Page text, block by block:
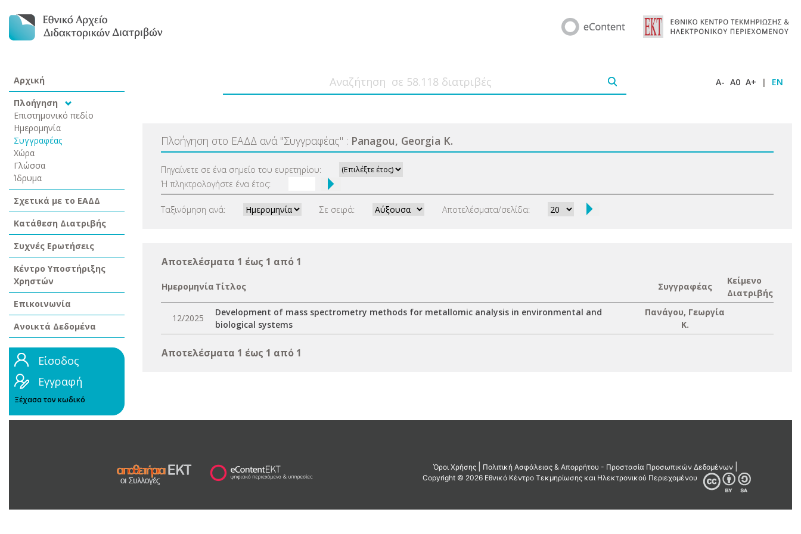
Αρχική
Πλοήγηση
Επιστημονικό πεδίο
Ημερομηνία
Συγγραφέας
Χώρα
Γλώσσα
Ίδρυμα
Σχετικά με το ΕΑΔΔ
Κατάθεση Διατριβής
Συχνές Ερωτήσεις
Κέντρο Υποστήριξης
Χρηστών
Επικοινωνία
Ανοικτά Δεδομένα
Είσοδος
Εγγραφή
Ξέχασα τον κωδικό
A- A0 A+ | EN
Πλοήγηση στο ΕΑΔΔ ανά "Συγγραφέας" : Panagou, Georgia K.
Πηγαίνετε σε ένα σημείο του ευρετηρίου:
Ή πληκτρολογήστε ένα έτος:
Ταξινόμηση ανά: Σε σειρά: Αποτελέσματα/σελίδα:
Αποτελέσματα 1 έως 1 από 1
Ημερομηνία Τίτλος Συγγραφέας
Κείμενο
Διατριβής
12/2025
Development of mass spectrometry methods for metallomic analysis in environmental and
biological systems
Πανάγου, Γεωργία
Κ.
Αποτελέσματα 1 έως 1 από 1